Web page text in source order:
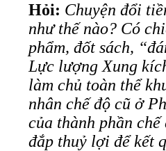
Hỏi: Chuyện đổi
như thế nào? Có
phẩm, đốt sách,
Lực lượng Xung
làm chủ toàn thể
nhân chế độ cũ ở
của thành phần
đắp thuỷ lợi để kết